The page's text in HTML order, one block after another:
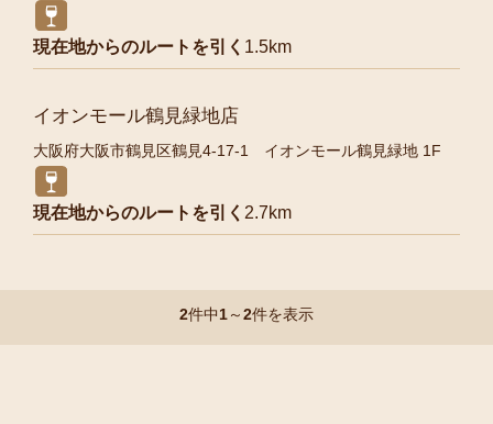
現在地からのルートを引く 1.5km
イオンモール鶴見緑地店
大阪府大阪市鶴見区鶴見4-17-1 イオンモール鶴見緑地 1F
現在地からのルートを引く 2.7km
2件中1～2件を表示